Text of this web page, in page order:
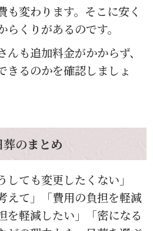
も変わります。そこに安く
くりがあるのです。
も追加料金がかからず、
きるのかを確認しましょ
葬のまとめ
しても変更したくない」
えて」「費用の負担を軽減
を軽減したい」「密になる